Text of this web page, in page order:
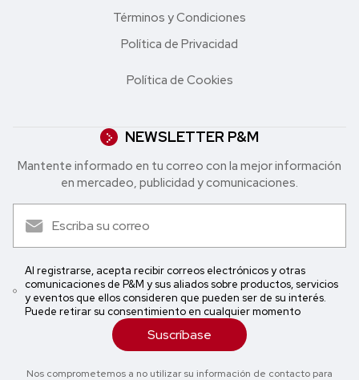
Términos y Condiciones
Política de Privacidad
Política de Cookies
NEWSLETTER P&M
Mantente informado en tu correo con la mejor in formación
en mercadeo, publicidad y comunicaciones.
Al registrarse, acepta recibir correos electrónicos y otras
comunicaciones de P&M y sus aliados sobre productos, servicios
y eventos que ellos consideren que pueden ser de su interés.
Puede retirar su consentimiento en cualquier momento
Suscríbase
Nos comprometemos a no utilizar su información de contacto para